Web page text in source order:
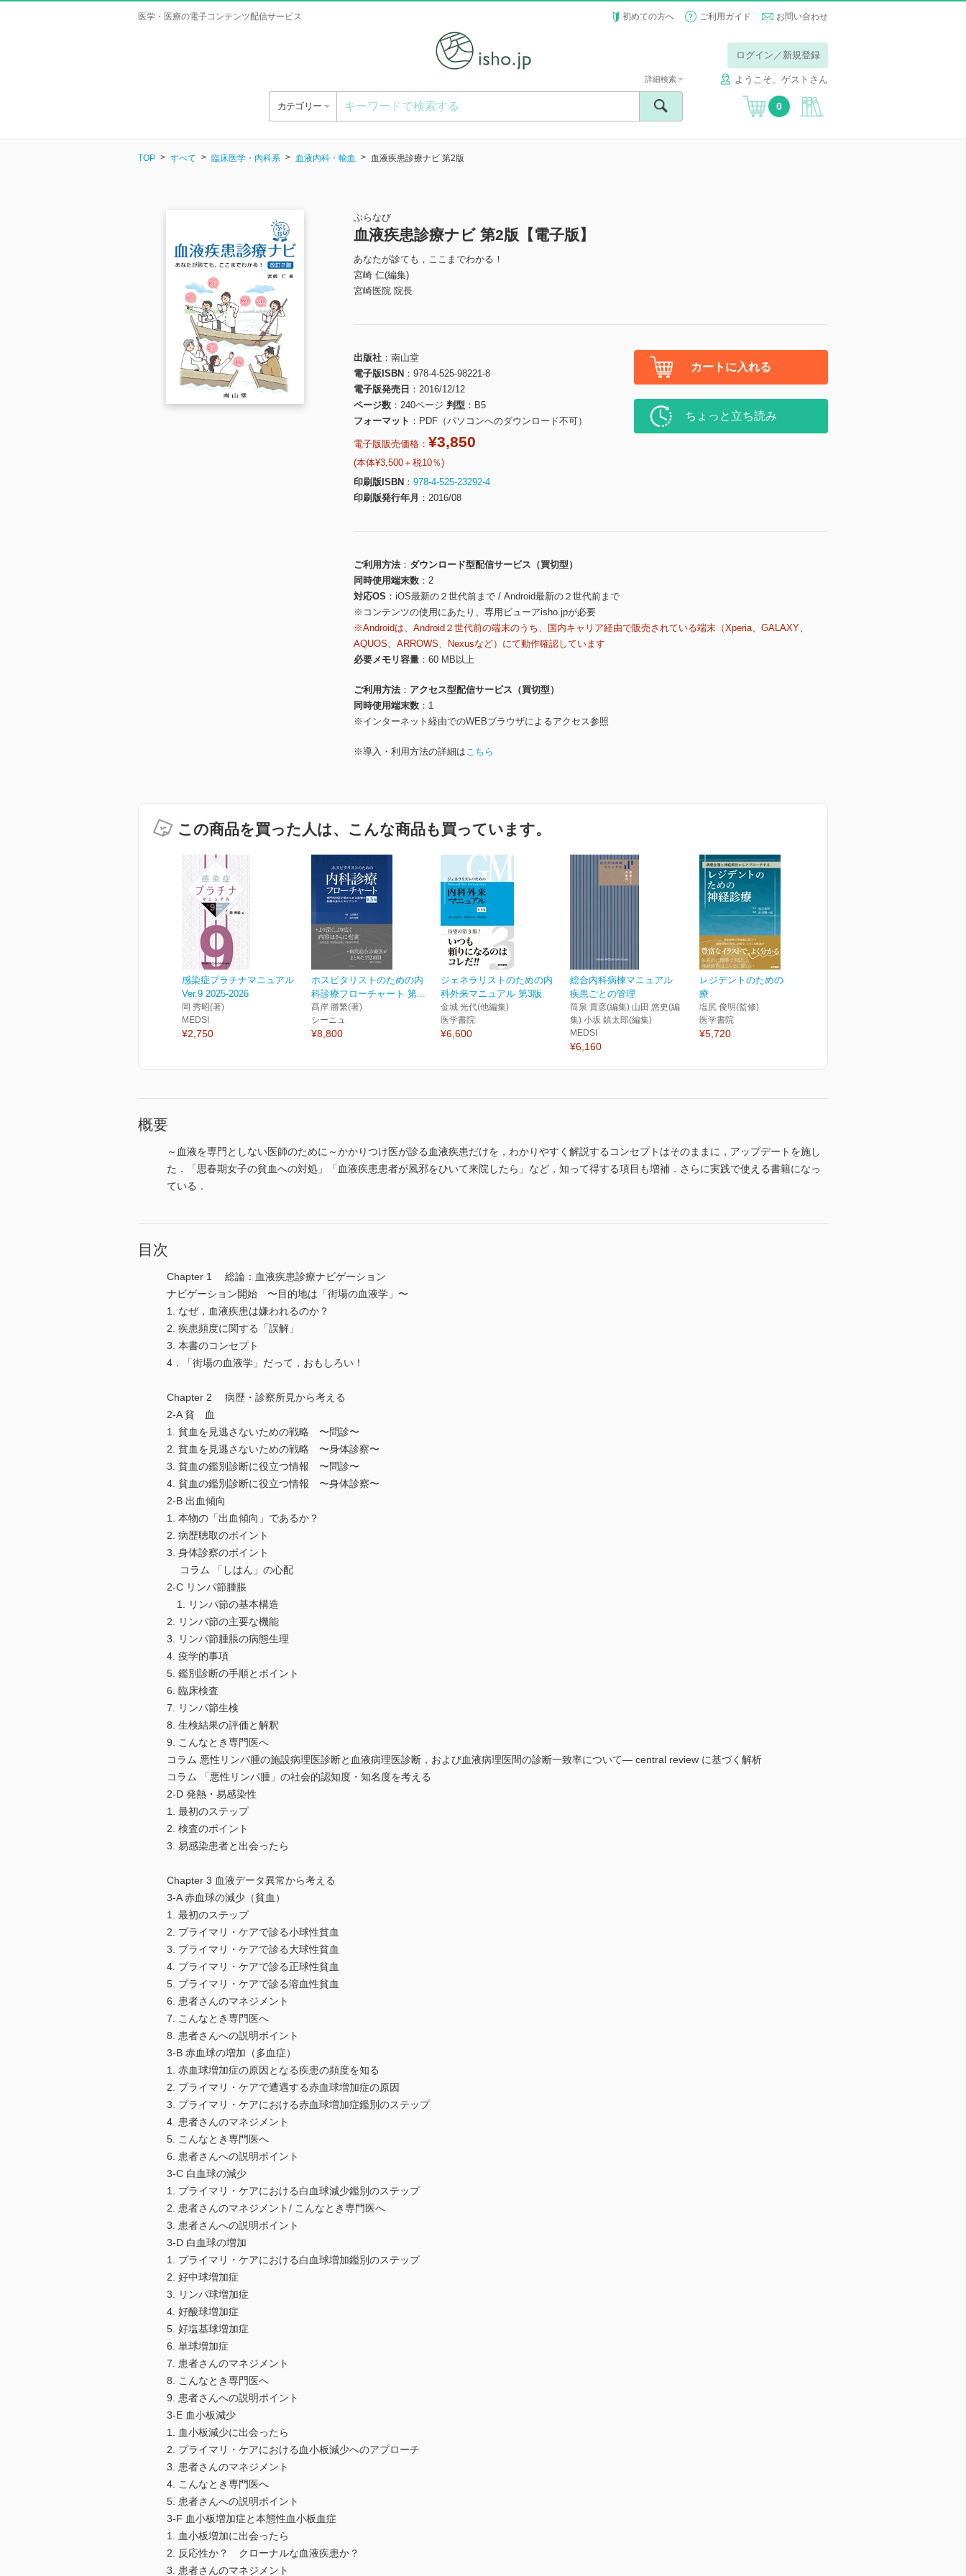
医学・医療の電子コンテンツ配信サービス 初めての方へ ご利用ガイド お問い合わせ
ログイン／新規登録
ようこそ、ゲストさん
カテゴリー
詳細検索
0
TOP すべて 臨床医学・内科系 血液内科・輸血 血液疾患診療ナビ 第2版
ぶらなび
血液疾患診療ナビ 第2版【電子版】
あなたが診ても，ここまでわかる！
宮崎 仁(編集)
宮崎医院 院長
出版社
南山堂
電子版ISBN
978-4-525-98221-8
電子版発売日
2016/12/12
ページ数
240ページ 判型
B5
フォーマット
PDF（パソコンへのダウンロード不可）
電子版販売価格： ¥3,850
(本体¥3,500＋税10％)
印刷版ISBN
978-4-525-23292-4
印刷版発行年月
2016/08
カートに入れる
ちょっと立ち読み
ご利用方法
ダウンロード型配信サービス（買切型）
同時使用端末数
2
対応OS
iOS最新の２世代前まで / Android最新の２世代前まで
※コンテンツの使用にあたり、専用ビューアisho.jpが必要
※Androidは、Android２世代前の端末のうち、国内キャリア経由で販売されている端末（Xperia、GALAXY、
AQUOS、ARROWS、Nexusなど）にて動作確認しています
必要メモリ容量
60 MB以上
ご利用方法
アクセス型配信サービス（買切型）
同時使用端末数
1
※インターネット経由でのWEBブラウザによるアクセス参照
※導入・利用方法の詳細はこちら
この商品を買った人は、こんな商品も買っています。
感染症プラチナマニュアル
Ver.9 2025-2026
岡 秀昭(著)
MEDSI
¥2,750
ホスピタリストのための内
科診療フローチャート 第...
髙岸 勝繁(著)
シーニュ
¥8,800
ジェネラリストのための内
科外来マニュアル 第3版
金城 光代(他編集)
医学書院
¥6,600
総合内科病棟マニュアル
疾患ごとの管理
筒泉 貴彦(編集) 山田 悠史(編
集) 小坂 鎮太郎(編集)
MEDSI
¥6,160
レジデントのための神経診
療
塩尻 俊明(監修)
医学書院
¥5,720
概要
～血液を専門としない医師のために～かかりつけ医が診る血液疾患だけを，わかりやすく解説するコンセプトはそのままに，アップデートを施し
た．「思春期女子の貧血への対処」「血液疾患患者が風邪をひいて来院したら」など，知って得する項目も増補．さらに実践で使える書籍になっ
ている．
目次
Chapter 1 総論：血液疾患診療ナビゲーション
ナビゲーション開始 〜目的地は「街場の血液学」〜
1. なぜ，血液疾患は嫌われるのか？
2. 疾患頻度に関する「誤解」
3. 本書のコンセプト
4．「街場の血液学」だって，おもしろい！
Chapter 2 病歴・診察所見から考える
2-A 貧 血
1. 貧血を見逃さないための戦略 〜問診〜
2. 貧血を見逃さないための戦略 〜身体診察〜
3. 貧血の鑑別診断に役立つ情報 〜問診〜
4. 貧血の鑑別診断に役立つ情報 〜身体診察〜
2-B 出血傾向
1. 本物の「出血傾向」であるか？
2. 病歴聴取のポイント
3. 身体診察のポイント
コラム 「しはん」の心配
2-C リンパ節腫脹
1. リンパ節の基本構造
2. リンパ節の主要な機能
3. リンパ節腫脹の病態生理
4. 疫学的事項
5. 鑑別診断の手順とポイント
6. 臨床検査
7. リンパ節生検
8. 生検結果の評価と解釈
9. こんなとき専門医へ
コラム 悪性リンパ腫の施設病理医診断と血液病理医診断，および血液病理医間の診断一致率について― central review に基づく解析
コラム 「悪性リンパ腫」の社会的認知度・知名度を考える
2-D 発熱・易感染性
1. 最初のステップ
2. 検査のポイント
3. 易感染患者と出会ったら
Chapter 3 血液データ異常から考える
3-A 赤血球の減少（貧血）
1. 最初のステップ
2. プライマリ・ケアで診る小球性貧血
3. プライマリ・ケアで診る大球性貧血
4. プライマリ・ケアで診る正球性貧血
5. プライマリ・ケアで診る溶血性貧血
6. 患者さんのマネジメント
7. こんなとき専門医へ
8. 患者さんへの説明ポイント
3-B 赤血球の増加（多血症）
1. 赤血球増加症の原因となる疾患の頻度を知る
2. プライマリ・ケアで遭遇する赤血球増加症の原因
3. プライマリ・ケアにおける赤血球増加症鑑別のステップ
4. 患者さんのマネジメント
5. こんなとき専門医へ
6. 患者さんへの説明ポイント
3-C 白血球の減少
1. プライマリ・ケアにおける白血球減少鑑別のステップ
2. 患者さんのマネジメント/ こんなとき専門医へ
3. 患者さんへの説明ポイント
3-D 白血球の増加
1. プライマリ・ケアにおける白血球増加鑑別のステップ
2. 好中球増加症
3. リンパ球増加症
4. 好酸球増加症
5. 好塩基球増加症
6. 単球増加症
7. 患者さんのマネジメント
8. こんなとき専門医へ
9. 患者さんへの説明ポイント
3-E 血小板減少
1. 血小板減少に出会ったら
2. プライマリ・ケアにおける血小板減少へのアプローチ
3. 患者さんのマネジメント
4. こんなとき専門医へ
5. 患者さんへの説明ポイント
3-F 血小板増加症と本態性血小板血症
1. 血小板増加に出会ったら
2. 反応性か？ クローナルな血液疾患か？
3. 患者さんのマネジメント